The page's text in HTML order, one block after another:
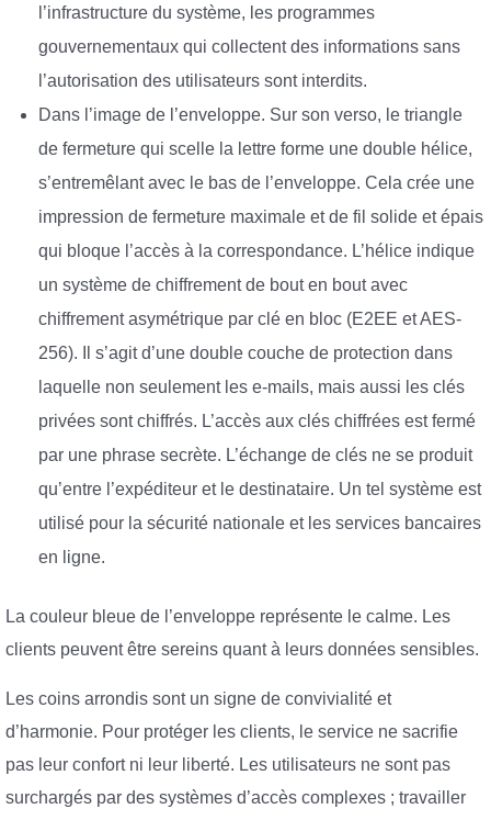
l’infrastructure du système, les programmes
gouvernementaux qui collectent des informations sans
l’autorisation des utilisateurs sont interdits.
Dans l’image de l’enveloppe. Sur son verso, le triangle
de fermeture qui scelle la lettre forme une double hélice,
s’entremêlant avec le bas de l’enveloppe. Cela crée une
impression de fermeture maximale et de fil solide et épais
qui bloque l’accès à la correspondance. L’hélice indique
un système de chiffrement de bout en bout avec
chiffrement asymétrique par clé en bloc (E2EE et AES-
256). Il s’agit d’une double couche de protection dans
laquelle non seulement les e-mails, mais aussi les clés
privées sont chiffrés. L’accès aux clés chiffrées est fermé
par une phrase secrète. L’échange de clés ne se produit
qu’entre l’expéditeur et le destinataire. Un tel système est
utilisé pour la sécurité nationale et les services bancaires
en ligne.
La couleur bleue de l’enveloppe représente le calme. Les
clients peuvent être sereins quant à leurs données sensibles.
Les coins arrondis sont un signe de convivialité et
d’harmonie. Pour protéger les clients, le service ne sacrifie
pas leur confort ni leur liberté. Les utilisateurs ne sont pas
surchargés par des systèmes d’accès complexes ; travailler